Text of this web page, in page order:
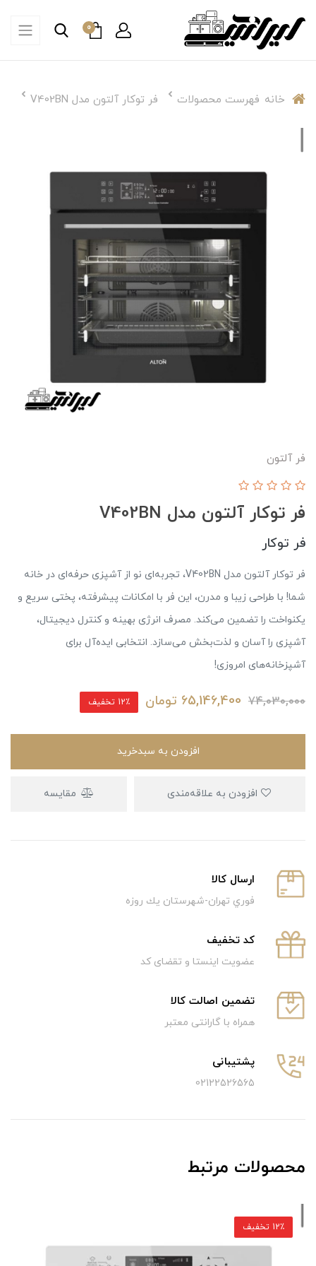
0
خانه فهرست محصولات فر توکار آلتون مدل V402BN
فر آلتون
فر توکار آلتون مدل V402BN
فر توکار
فر توکار آلتون مدل V402BN، تجربه‌ای نو از آشپزی حرفه‌ای در خانه
شما! با طراحی زیبا و مدرن، این فر با امکانات پیشرفته، پختی سریع و
یکنواخت را تضمین می‌کند. مصرف انرژی بهینه و کنترل دیجیتال،
آشپزی را آسان و لذت‌بخش می‌سازد. انتخابی ایده‌آل برای
آشپزخانه‌های امروزی!
74,030,000
65,146,400 تومان 12٪ تخفیف
افزودن به سبدخرید
مقایسه
ارسال كالا
فوري تهران-شهرستان يك روزه
كد تخفيف
عضویت اینستا و تقضای کد
تضمین اصالت کالا
همراه با گارانتی معتبر
پشتیبانی
02122526565
محصولات مرتبط
12٪ تخفیف